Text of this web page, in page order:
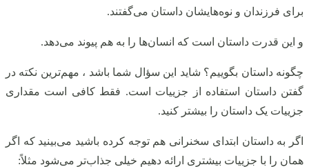
برای فرزندان و نوه‌هایشان داستان می‌گفتند.
و این قدرت داستان است که انسان‌ها را به هم پیوند می‌دهد.
چگونه داستان بگوییم؟ شاید این سؤال شما باشد ، مهم‌ترین نکته در
گفتن داستان استفاده از جزییات است. فقط کافی است مقداری
جزییات یک داستان را بیشتر کنید.
اگر به داستان ابتدای سخنرانی هم توجه کرده باشید می‌بینید که اگر
همان را با جزییات بیشتری ارائه دهیم خیلی جذاب‌تر می‌شود مثلاً: